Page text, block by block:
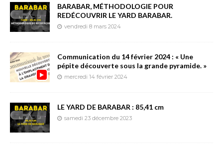
BARABAR, MÉTHODOLOGIE POUR
REDÉCOUVRIR LE YARD BARABAR.
vendredi 8 mars 2024
Communication du 14 février 2024 : « Une
pépite découverte sous la grande pyramide. »
mercredi 14 février 2024
LE YARD DE BARABAR : 85,41 cm
samedi 23 décembre 2023